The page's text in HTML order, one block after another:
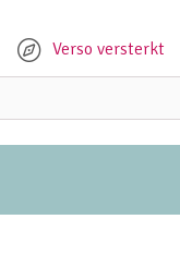
Verso versterkt